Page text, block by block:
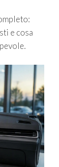
e cosa